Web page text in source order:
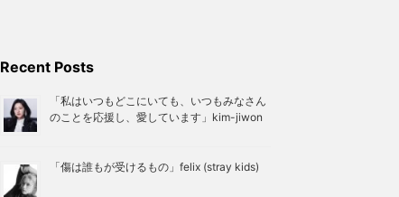
Recent Posts
「私はいつもどこにいても、いつもみなさん
のことを応援し、愛しています」kim-jiwon
「傷は誰もが受けるもの」felix (stray kids)